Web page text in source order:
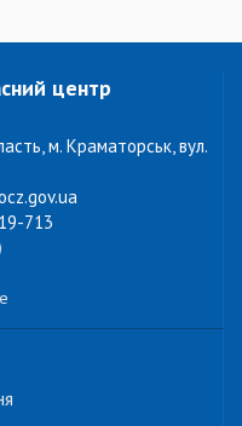
центр
м. Краматорськ, вул.
713